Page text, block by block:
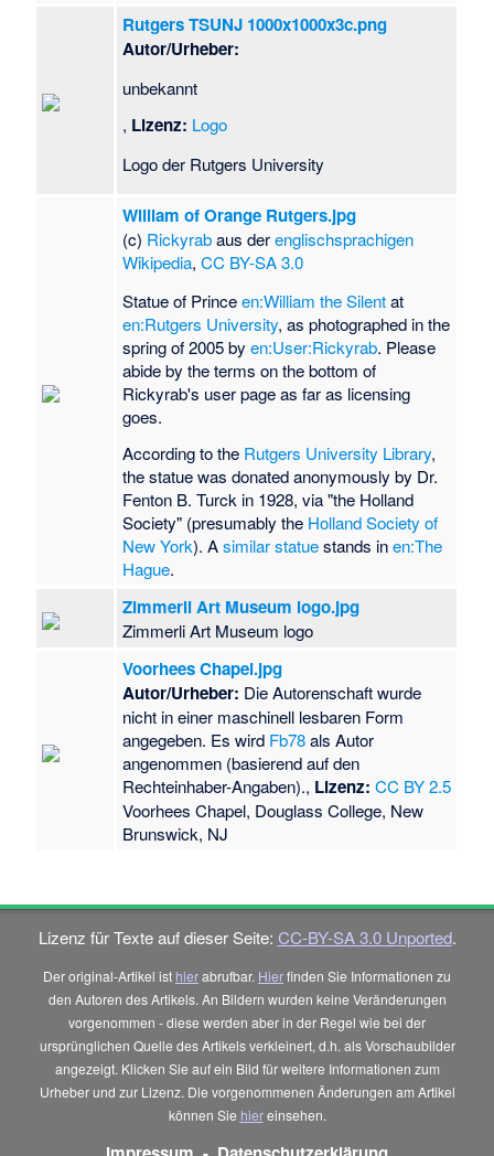
Rutgers TSUNJ 1000x1000x3c.png
Autor/Urheber:
unbekannt
, Lizenz: Logo
Logo der Rutgers University
William of Orange Rutgers.jpg
(c) Rickyrabaus derenglischsprachigen
Wikipedia,CC BY-SA 3.0
Statue of Princeen:William the Silentat
en:Rutgers University, as photographed in the
spring of 2005 byen:User:Rickyrab. Please
abide by the terms on the bottom of
Rickyrab's user page as far as licensing
goes.
According to the Rutgers University Library,
the statue was donated anonymously by Dr.
Fenton B. Turck in 1928, via "the Holland
Society" (presumably the Holland Society of
New York). Asimilar statuestands inen:The
Hague.
Zimmerli Art Museum logo.jpg
Zimmerli Art Museum logo
Voorhees Chapel.jpg
Autor/Urheber: Die Autorenschaft wurde
nicht in einer maschinell lesbaren Form
angegeben. Es wird Fb78als Autor
angenommen (basierend auf den
Rechteinhaber-Angaben)., Lizenz: CC BY 2.5
Voorhees Chapel, Douglass College, New
Brunswick, NJ
Lizenz für Texte auf dieser Seite: CC-BY-SA 3.0 Unported.
Der original-Artikel ist hierabrufbar. Hierfinden Sie Informationen zu
den Autoren des Artikels. An Bildern wurden keine Veränderungen
vorgenommen - diese werden aber in der Regel wie bei der
ursprünglichen Quelle des Artikels verkleinert, d.h. als Vorschaubilder
angezeigt. Klicken Sie auf ein Bild für weitere Informationen zum
Urheber und zur Lizenz. Die vorgenommenen Änderungen am Artikel
können Sie hiereinsehen.